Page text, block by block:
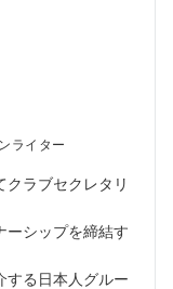
ライター
クラブセクレタリ
ーシップを締結す
する日本人グルー